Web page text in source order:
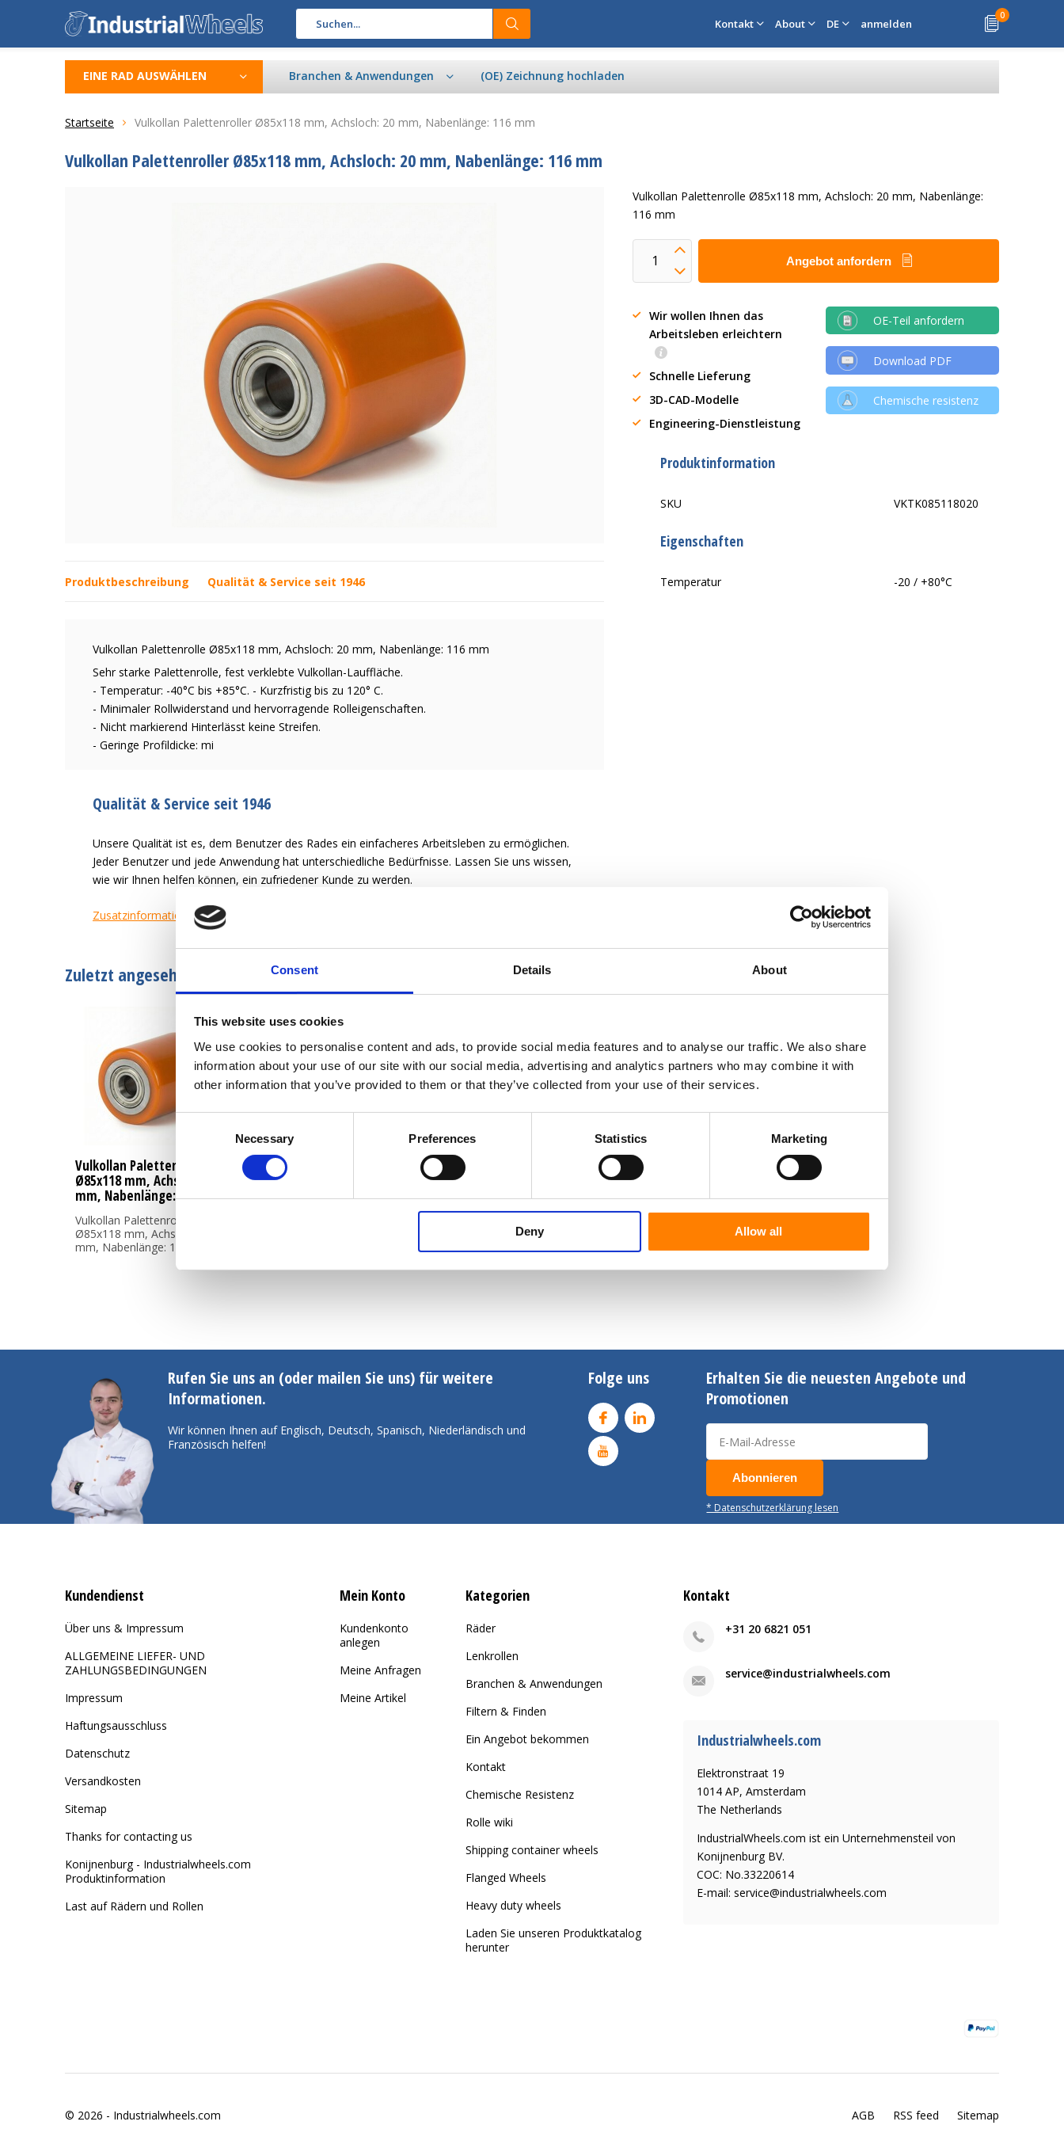
Consent Details About
This website uses cookies
We use cookies to personalise content and ads, to provide social media features and to analyse our traffic. We also share
information about your use of our site with our social media, advertising and analytics partners who may combine it with
other information that you’ve provided to them or that they’ve collected from your use of their services.
Consent
Necessary Preferences Statistics Marketing
Deny Allow all
Kontakt About DE anmelden
0
EINE RAD AUSWÄHLEN Branchen & Anwendungen (OE) Zeichnung hochladen
Startseite Vulkollan Palettenroller Ø85x118 mm, Achsloch: 20 mm, Nabenlänge: 116 mm
Vulkollan Palettenroller Ø85x118 mm, Achsloch: 20 mm, Nabenlänge: 116 mm
Produktbeschreibung Qualität & Service seit 1946
Vulkollan Palettenrolle Ø85x118 mm, Achsloch: 20 mm, Nabenlänge: 116 mm
Sehr starke Palettenrolle, fest verklebte Vulkollan-Lauffläche.
- Temperatur: -40°C bis +85°C. - Kurzfristig bis zu 120° C.
- Minimaler Rollwiderstand und hervorragende Rolleigenschaften.
- Nicht markierend Hinterlässt keine Streifen.
- Geringe Profildicke: mi
Qualität & Service seit 1946
Unsere Qualität ist es, dem Benutzer des Rades ein einfacheres Arbeitsleben zu ermöglichen.
Jeder Benutzer und jede Anwendung hat unterschiedliche Bedürfnisse. Lassen Sie uns wissen,
wie wir Ihnen helfen können, ein zufriedener Kunde zu werden.
Zusatzinformation
Vulkollan Palettenrolle Ø85x118 mm, Achsloch: 20 mm, Nabenlänge:
116 mm
Angebot anfordern
Wir wollen Ihnen das
Arbeitsleben erleichtern
Schnelle Lieferung
3D-CAD-Modelle
Engineering-Dienstleistung
OE-Teil anfordern
Download PDF
Chemische resistenz
Produktinformation
SKU VKTK085118020
Eigenschaften
Temperatur -20 / +80°C
Zuletzt angesehen
Vulkollan Palettenrolle
Ø85x118 mm, Achsloch: 20
mm, Nabenlänge: 116 mm
Vulkollan Palettenrolle
Ø85x118 mm, Achsloch: 20
mm, Nabenlänge: 116 mm
Rufen Sie uns an (oder mailen Sie uns) für weitere
Informationen.
Wir können Ihnen auf Englisch, Deutsch, Spanisch, Niederländisch und
Französisch helfen!
Folge uns
Erhalten Sie die neuesten Angebote und
Promotionen
Abonnieren
* Datenschutzerklärung lesen
Kundendienst
Über uns & Impressum
ALLGEMEINE LIEFER- UND
ZAHLUNGSBEDINGUNGEN
Impressum
Haftungsausschluss
Datenschutz
Versandkosten
Sitemap
Thanks for contacting us
Konijnenburg - Industrialwheels.com
Produktinformation
Last auf Rädern und Rollen
Mein Konto
Kundenkonto
anlegen
Meine Anfragen
Meine Artikel
Kategorien
Räder
Lenkrollen
Branchen & Anwendungen
Filtern & Finden
Ein Angebot bekommen
Kontakt
Chemische Resistenz
Rolle wiki
Shipping container wheels
Flanged Wheels
Heavy duty wheels
Laden Sie unseren Produktkatalog
herunter
Kontakt
+31 20 6821 051
service@industrialwheels.com
Industrialwheels.com
Elektronstraat 19
1014 AP, Amsterdam
The Netherlands
IndustrialWheels.com ist ein Unternehmensteil von
Konijnenburg BV.
COC: No.33220614
E-mail:service@industrialwheels.com
© 2026 - Industrialwheels.com AGB RSS feed Sitemap